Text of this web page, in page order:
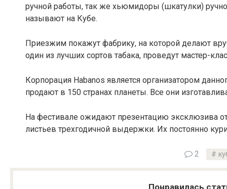
ручной работы, так же хьюмидоры (шкатулки)
называют на Кубе.
Приезжим покажут фабрику, на которой делают
один из лучших сортов табака, проведут мастер-
Корпорация Habanos является организатором
продают в 150 странах планеты. Все они
На фестивале ожидают презентацию эксклюзива
листьев трехгодичной выдержки. Их постоянно
2